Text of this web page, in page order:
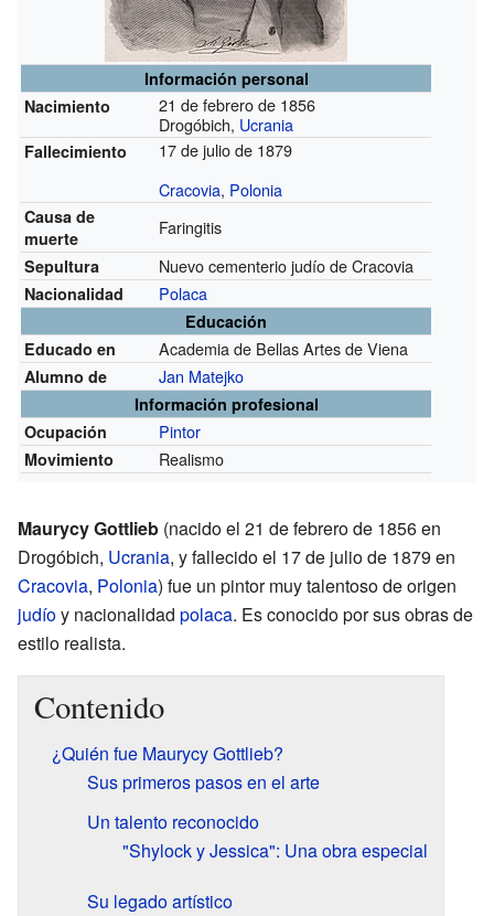
Información personal
Nacimiento
21 de febrero de 1856
Drogóbich, Ucrania
Fallecimiento
17 de julio de 1879
Cracovia, Polonia
Causa de
muerte
Faringitis
Sepultura Nuevo cementerio judío de Cracovia
Nacionalidad Polaca
Educación
Educado en
Academia de Bellas Artes de Viena
Alumno de Jan Matejko
Información profesional
Ocupación
Pintor
Movimiento Realismo
Maurycy Gottlieb (nacido el 21 de febrero de 1856 en
Drogóbich, Ucrania, y fallecido el 17 de julio de 1879 en
Cracovia, Polonia) fue un pintor muy talentoso de origen
judíoy nacionalidad polaca. Es conocido por sus obras de
estilo realista.
Contenido
¿Quién fue Maurycy Gottlieb?
Sus primeros pasos en el arte
Un talento reconocido
"Shylock y Jessica": Una obra especial
Su legado artístico